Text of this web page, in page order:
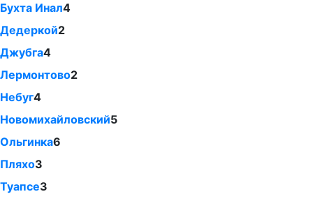
Бухта Инал4
Дедеркой2
Джубга4
Лермонтово2
Небуг4
Новомихайловский5
Ольгинка6
Пляхо3
Туапсе3